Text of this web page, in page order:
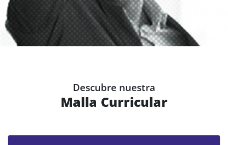
Descubre nuestra
Malla Curricular